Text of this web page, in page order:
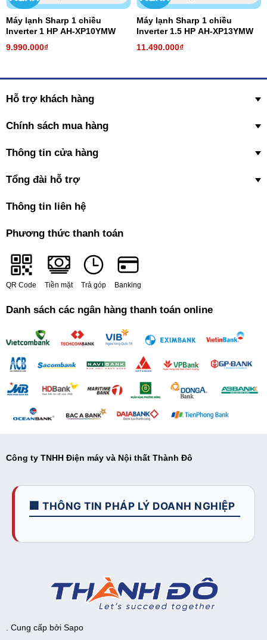
Máy lạnh Sharp 1 chiều
Inverter 1 HP AH-XP10YMW
9.990.000₫
Máy lạnh Sharp 1 chiều
Inverter 1.5 HP AH-XP13YMW
11.490.000₫
Hỗ trợ khách hàng
Chính sách mua hàng
Thông tin cửa hàng
Tổng đài hỗ trợ
Thông tin liên hệ
Phương thức thanh toán
QR Code Tiền mặt Trả góp Banking
Danh sách các ngân hàng thanh toán online
Công ty TNHH Điện máy và Nội thất Thành Đô
🏢 THÔNG TIN PHÁP LÝ DOANH NGHIỆP
. Cung cấp bởi Sapo